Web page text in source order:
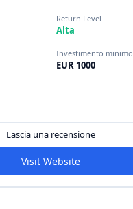
Return Level
Alta
Investimento minimo
EUR 1000
Lascia una recensione
Visit Website